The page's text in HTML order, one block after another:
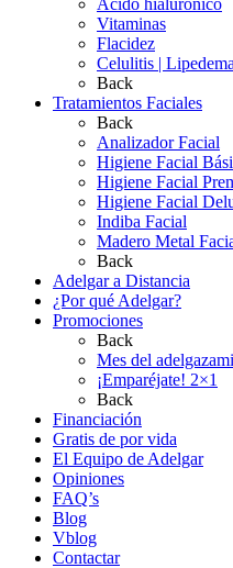
Vitaminas
Flacidez
Celulitis | Lipedema
Back
Tratamientos Faciales
Back
Analizador Facial
Higiene Facial
Higiene Facial
Higiene Facial
Indiba Facial
Madero Metal
Back
Adelgar a Distancia
¿Por qué Adelgar?
Promociones
Back
Mes del
¡Emparéjate! 2×1
Back
Financiación
Gratis de por vida
El Equipo de Adelgar
Opiniones
FAQ’s
Blog
Vblog
Contactar